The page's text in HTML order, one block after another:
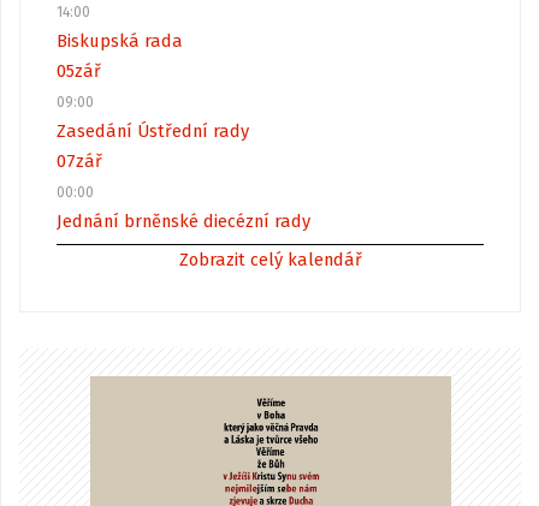
14:00
Biskupská rada
05zář
09:00
Zasedání Ústřední rady
07zář
00:00
Jednání brněnské diecézní rady
Zobrazit celý kalendář